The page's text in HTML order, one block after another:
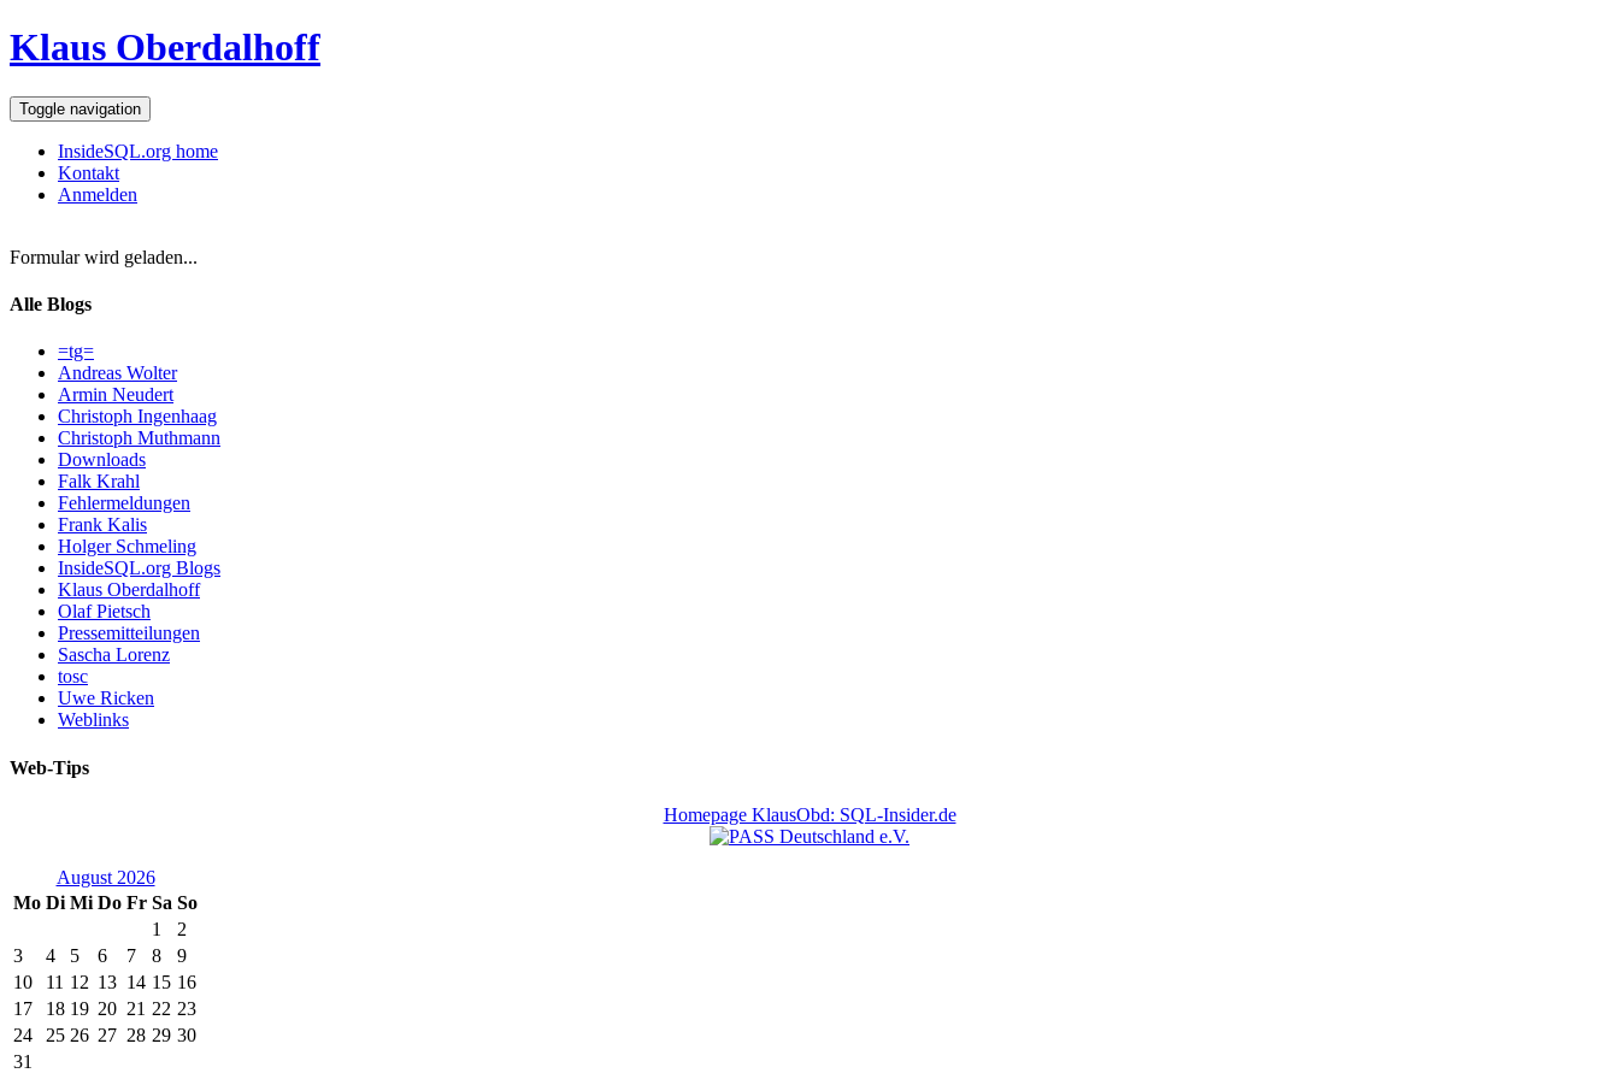
Klaus Oberdalhoff
Toggle navigation
InsideSQL.org home
Kontakt
Anmelden
Formular wird geladen...
Alle Blogs
=tg=
Andreas Wolter
Armin Neudert
Christoph Ingenhaag
Christoph Muthmann
Downloads
Falk Krahl
Fehlermeldungen
Frank Kalis
Holger Schmeling
InsideSQL.org Blogs
Klaus Oberdalhoff
Olaf Pietsch
Pressemitteilungen
Sascha Lorenz
tosc
Uwe Ricken
Weblinks
Web-Tips
Homepage KlausObd: SQL-Insider.de
August 2026
Mo Di Mi Do Fr Sa So
1
2
3
4 5 6 7 8
9
10
11 12 13 14 15 16
17
18 19 20 21 22 23
24
25 26 27 28 29 30
31